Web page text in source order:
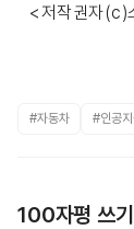
<저작권자(c)
#자동차 #인공
100자평 쓰기